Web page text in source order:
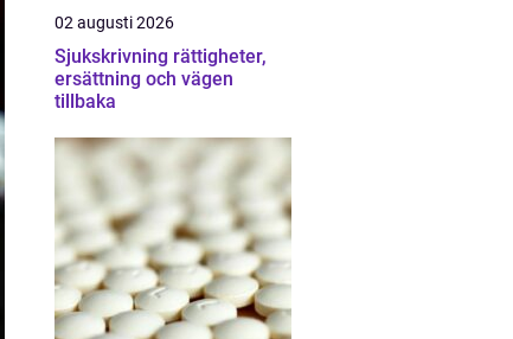
02 augusti 2026
Sjukskrivning rättigheter,
ersättning och vägen
tillbaka